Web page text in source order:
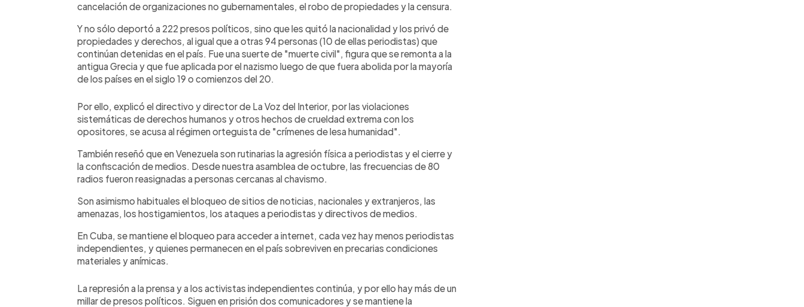
cancelación de organizaciones no gubernamentales, el robo de propiedades y la censura.
Y no sólo deportó a 222 presos políticos, sino que les quitó la nacionalidad y los privó de
propiedades y derechos, al igual que a otras 94 personas (10 de ellas periodistas) que
continúan detenidas en el país. Fue una suerte de "muerte civil", figura que se remonta a la
antigua Grecia y que fue aplicada por el nazismo luego de que fuera abolida por la mayoría
de los países en el siglo 19 o comienzos del 20.
Por ello, explicó el directivo y director de La Voz del Interior, por las violaciones
sistemáticas de derechos humanos y otros hechos de crueldad extrema con los
opositores, se acusa al régimen orteguista de "crímenes de lesa humanidad".
También reseñó que en Venezuela son rutinarias la agresión física a periodistas y el cierre y
la confiscación de medios. Desde nuestra asamblea de octubre, las frecuencias de 80
radios fueron reasignadas a personas cercanas al chavismo.
Son asimismo habituales el bloqueo de sitios de noticias, nacionales y extranjeros, las
amenazas, los hostigamientos, los ataques a periodistas y directivos de medios.
En Cuba, se mantiene el bloqueo para acceder a internet, cada vez hay menos periodistas
independientes, y quienes permanecen en el país sobreviven en precarias condiciones
materiales y anímicas.
La represión a la prensa y a los activistas independientes continúa, y por ello hay más de un
millar de presos políticos. Siguen en prisión dos comunicadores y se mantiene la